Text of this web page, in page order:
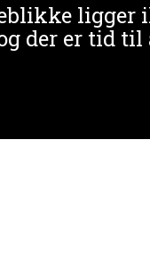
ligger
der er tid